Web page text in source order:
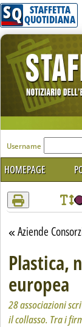
Attenzione! Esegui
SQ STAFFETTA
QUOTIDIANA
'Modulo
Username
HOMEPAGE
Torna alla sezione
Aziende
Plastica,
europea
28 associazioni
il collasso. Tra i